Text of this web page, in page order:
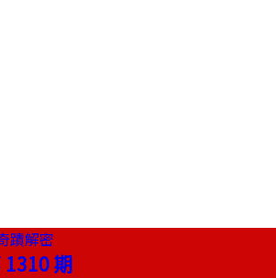
蹟解密
1310 期